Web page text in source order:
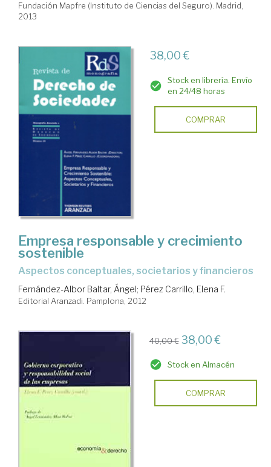
Fundación Mapfre (Instituto de Ciencias del Seguro). Madrid,
2013
38,00 €
Stock en librería. Envío
en 24/48 horas
COMPRAR
Empresa responsable y crecimiento
sostenible
aspectos conceptuales, societarios y financieros
Fernández-Albor Baltar, Ángel; Pérez Carrillo, Elena F.
Editorial Aranzadi. Pamplona, 2012
40,00 € 38,00 €
Stock en Almacén
COMPRAR